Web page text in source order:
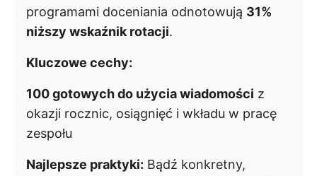
programami doceniania odnotowują 31%
niższy wskaźnik rotacji.
Kluczowe cechy:
100 gotowych do użycia wiadomości z
okazji rocznic, osiągnięć i wkładu w pracę
zespołu
Najlepsze praktyki: Bądź konkretny,